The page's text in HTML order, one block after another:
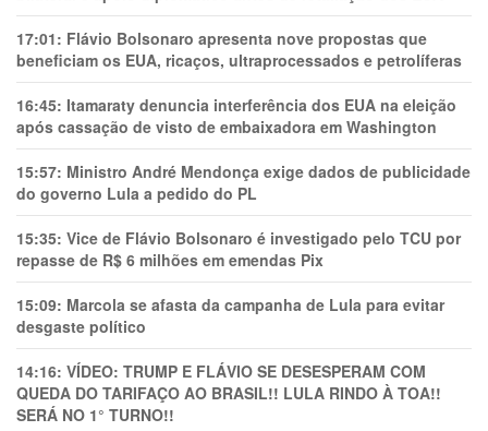
17:01: Flávio Bolsonaro apresenta nove propostas que
beneficiam os EUA, ricaços, ultraprocessados e petrolíferas
16:45: Itamaraty denuncia interferência dos EUA na eleição
após cassação de visto de embaixadora em Washington
15:57: Ministro André Mendonça exige dados de publicidade
do governo Lula a pedido do PL
15:35: Vice de Flávio Bolsonaro é investigado pelo TCU por
repasse de R$ 6 milhões em emendas Pix
15:09: Marcola se afasta da campanha de Lula para evitar
desgaste político
14:16: VÍDEO: TRUMP E FLÁVIO SE DESESPERAM COM
QUEDA DO TARIFAÇO AO BRASIL!! LULA RINDO À TOA!!
SERÁ NO 1° TURNO!!